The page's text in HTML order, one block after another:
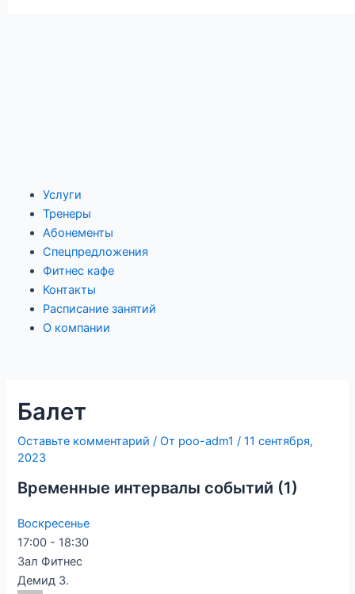
Услуги
Тренеры
Абонементы
Спецпредложения
Фитнес кафе
Контакты
Расписание занятий
О компании
Балет
Оставьте комментарий / От poo-adm1 /11 сентября,
2023
Временные интервалы событий (1)
Воскресенье
17:00 - 18:30
Зал Фитнес
Демид З.